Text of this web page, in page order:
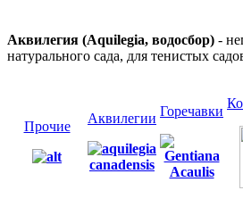
Аквилегия (Aquilegia, водосбор) -
натурального сада, для тенистых
Прочие
Аквилегии Горечавки